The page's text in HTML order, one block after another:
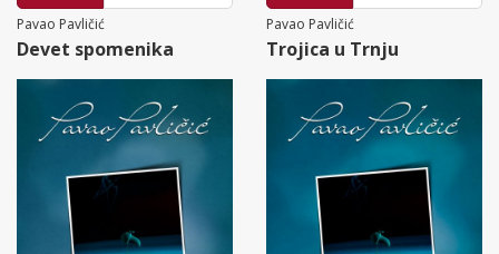
Pavao Pavličić
Devet spomenika
Pavao Pavličić
Trojica u Trnju